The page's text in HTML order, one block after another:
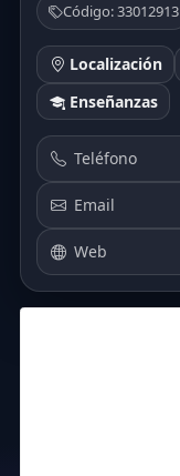
Código: 33012913
Localización
Enseñanzas
Teléfono
Email
Web